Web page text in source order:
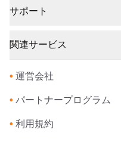
サポート
関連サービス
• 運営会社
• パートナープログラム
• 利用規約